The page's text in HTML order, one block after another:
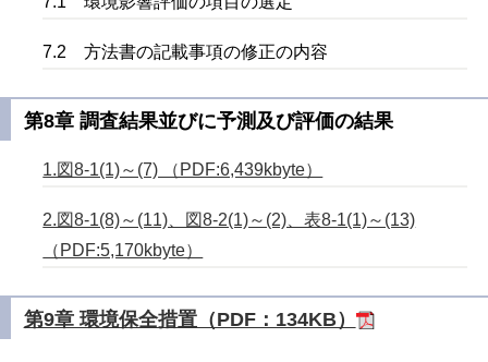
7.2 方法書の記載事項の修正の内容
第8章 調査結果並びに予測及び評価の結果
1.図8-1(1)～(7) （PDF:6,439kbyte）
2.図8-1(8)～(11)、図8-2(1)～(2)、表8-1(1)～(13)
（PDF:5,170kbyte）
第9章 環境保全措置（PDF：134KB）